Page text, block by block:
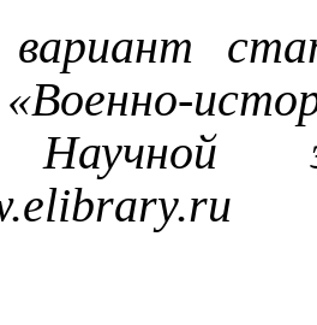
вариант
.elibrary.ru